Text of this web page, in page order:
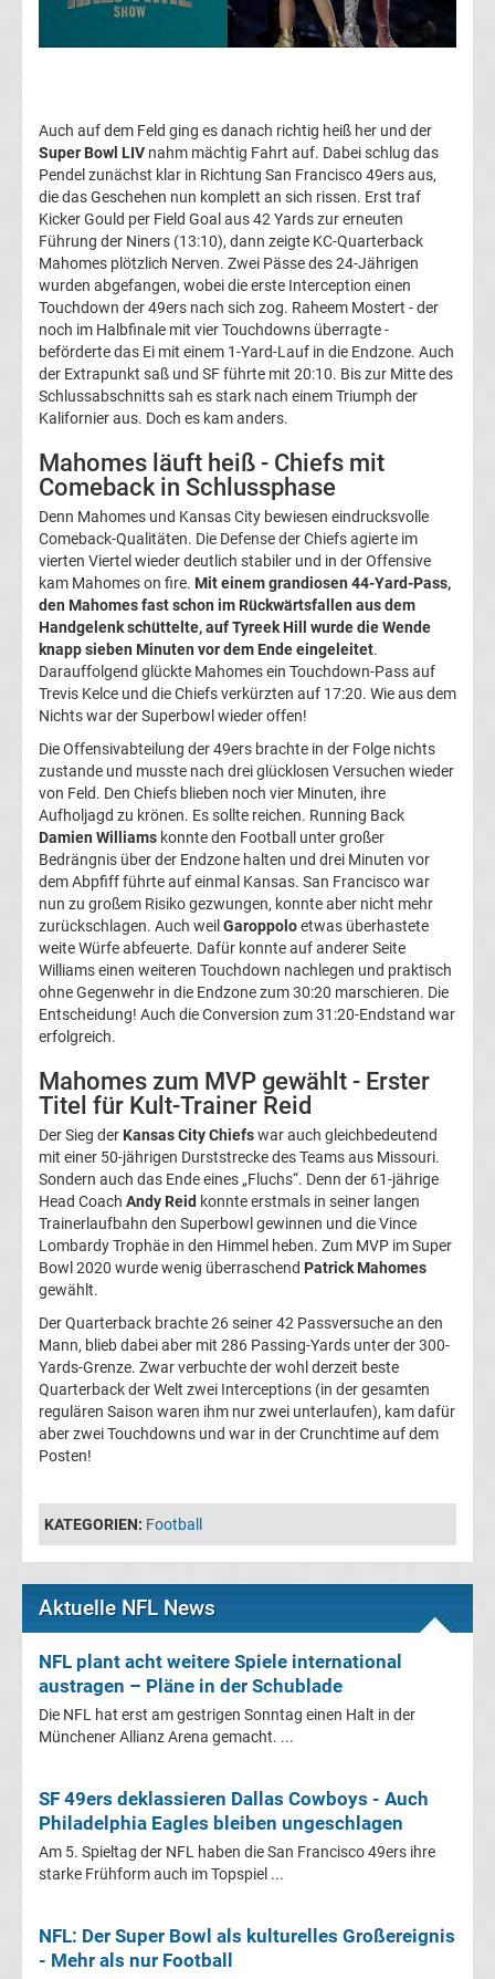
WWE
Boxen
News
DAZN
Programm
&
Infos
Telekom
live
im
TV
Tabellen
Ergebnisse
International:
La
Liga
Ergebnisse
La
Liga
Tabelle
Premier
League
Erg.
League
Tabelle
Bundesliga
Frauen
Bundesliga
Tabelle
Ligue
1
Ligue
Auch auf dem Feld ging es danach richtig heiß her und der
Super Bowl LIV nahm mächtig Fahrt auf. Dabei schlug das
Pendel zunächst klar in Richtung San Francisco 49ers aus,
die das Geschehen nun komplett an sich rissen. Erst traf
Kicker Gould per Field Goal aus 42 Yards zur erneuten
Führung der Niners (13:10), dann zeigte KC-Quarterback
Mahomes plötzlich Nerven. Zwei Pässe des 24-Jährigen
wurden abgefangen, wobei die erste Interception einen
Touchdown der 49ers nach sich zog. Raheem Mostert - der
noch im Halbfinale mit vier Touchdowns überragte -
beförderte das Ei mit einem 1-Yard-Lauf in die Endzone. Auch
der Extrapunkt saß und SF führte mit 20:10. Bis zur Mitte des
Schlussabschnitts sah es stark nach einem Triumph der
Kalifornier aus. Doch es kam anders.
Mahomes läuft heiß - Chiefs mit
Comeback in Schlussphase
Denn Mahomes und Kansas City bewiesen eindrucksvolle
Comeback-Qualitäten. Die Defense der Chiefs agierte im
vierten Viertel wieder deutlich stabiler und in der Offensive
kam Mahomes on fire. Mit einem grandiosen 44-Yard-Pass,
den Mahomes fast schon im Rückwärtsfallen aus dem
Handgelenk schüttelte, auf Tyreek Hill wurde die Wende
knapp sieben Minuten vor dem Ende eingeleitet.
Darauffolgend glückte Mahomes ein Touchdown-Pass auf
Trevis Kelce und die Chiefs verkürzten auf 17:20. Wie aus dem
Nichts war der Superbowl wieder offen!
Die Offensivabteilung der 49ers brachte in der Folge nichts
zustande und musste nach drei glücklosen Versuchen wieder
von Feld. Den Chiefs blieben noch vier Minuten, ihre
Aufholjagd zu krönen. Es sollte reichen. Running Back
Damien Williams konnte den Football unter großer
Bedrängnis über der Endzone halten und drei Minuten vor
dem Abpfiff führte auf einmal Kansas. San Francisco war
nun zu großem Risiko gezwungen, konnte aber nicht mehr
zurückschlagen. Auch weil Garoppoloetwas überhastete
weite Würfe abfeuerte. Dafür konnte auf anderer Seite
Williams einen weiteren Touchdown nachlegen und praktisch
ohne Gegenwehr in die Endzone zum 30:20 marschieren. Die
Entscheidung! Auch die Conversion zum 31:20-Endstand war
erfolgreich.
Mahomes zum MVP gewählt - Erster
Titel für Kult-Trainer Reid
Der Sieg der Kansas City Chiefswar auch gleichbedeutend
mit einer 50-jährigen Durststrecke des Teams aus Missouri.
Sondern auch das Ende eines „Fluchs“. Denn der 61-jährige
Head Coach Andy Reid konnte erstmals in seiner langen
Trainerlaufbahn den Superbowl gewinnen und die Vince
Lombardy Trophäe in den Himmel heben. Zum MVP im Super
Bowl 2020 wurde wenig überraschend Patrick Mahomes
gewählt.
Der Quarterback brachte 26 seiner 42 Passversuche an den
Mann, blieb dabei aber mit 286 Passing-Yards unter der 300-
Yards-Grenze. Zwar verbuchte der wohl derzeit beste
Quarterback der Welt zwei Interceptions (in der gesamten
regulären Saison waren ihm nur zwei unterlaufen), kam dafür
aber zwei Touchdowns und war in der Crunchtime auf dem
Posten!
KATEGORIEN: Football
Aktuelle NFL News
NFL plant acht weitere Spiele international
austragen – Pläne in der Schublade
Die NFL hat erst am gestrigen Sonntag einen Halt in der
Münchener Allianz Arena gemacht. ...
SF 49ers deklassieren Dallas Cowboys - Auch
Philadelphia Eagles bleiben ungeschlagen
Am 5. Spieltag der NFL haben die San Francisco 49ers ihre
starke Frühform auch im Topspiel ...
NFL: Der Super Bowl als kulturelles Großereignis
- Mehr als nur Football